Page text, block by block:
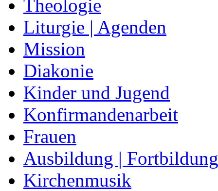
Theologie
Liturgie | Agenden
Mission
Diakonie
Kinder und Jugend
Konfirmandenarbeit
Frauen
Ausbildung | Fortbildung
Kirchenmusik